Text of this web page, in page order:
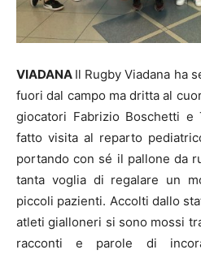
VIADANA Il Rugby Viadana ha
fuori dal campo ma dritta al
giocatori Fabrizio Boschetti e
fatto visita al reparto
portando con sé il pallone da
tanta voglia di regalare un
piccoli pazienti. Accolti dallo
atleti gialloneri si sono mossi
racconti e parole di